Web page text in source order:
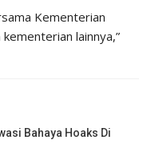
Kementerian
lainnya,”
Bahaya Hoaks Di